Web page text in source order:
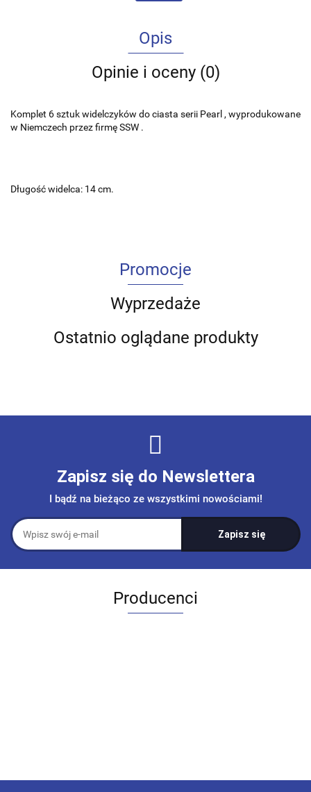
Opis
Opinie i oceny (0)
Komplet 6 sztuk widelczyków do ciasta serii Pearl , wyprodukowane
w Niemczech przez firmę SSW .
Długość widelca: 14 cm.
Promocje
Wyprzedaże
Ostatnio oglądane produkty
Zapisz się do Newslettera
I bądź na bieżąco ze wszystkimi nowościami!
Producenci